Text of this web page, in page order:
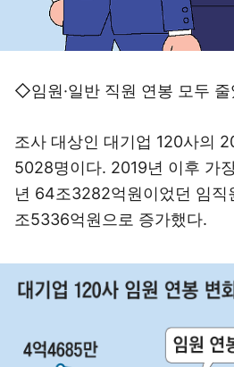
◇임원·일반 직원 연봉 모두 줄
조사 대상인 대기업 120사의
5028명이다. 2019년 이후 가
년 64조3282억원이었던 임직
조5336억원으로 증가했다.